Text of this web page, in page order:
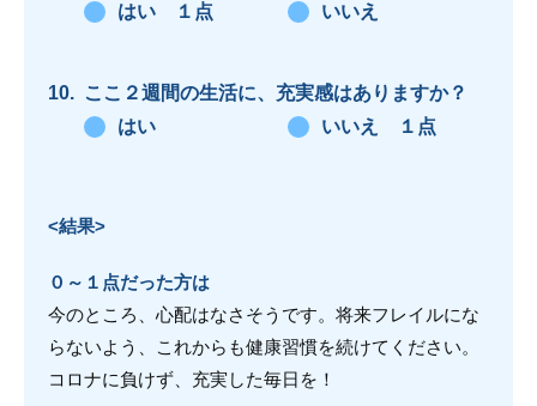
はい １点
いいえ
ここ２週間の生活に、充実感はありますか？
はい
いいえ １点
<結果>
０～１点だった方は
今のところ、心配はなさそうです。将来フレイルにな
らないよう、これからも健康習慣を続けてください。
コロナに負けず、充実した毎日を！